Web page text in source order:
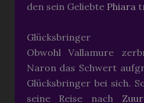
den sein Geliebte Phiara
Glücksbringer
Obwohl Vallamure
Naron das Schwert
Glücksbringer bei sich.
seine Reise nach